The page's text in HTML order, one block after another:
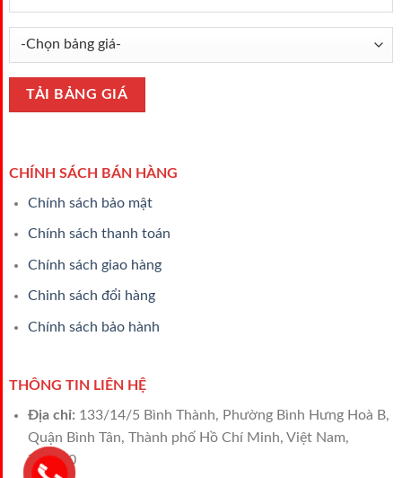
CHÍNH SÁCH BÁN HÀNG
Chính sách bảo mật
Chính sách thanh toán
Chính sách giao hàng
Chinh sách đổi hàng
Chính sách bảo hành
THÔNG TIN LIÊN HỆ
Địa chỉ: 133/14/5 Bình Thành, Phường Bình Hưng Hoà B,
Quận Bình Tân, Thành phố Hồ Chí Minh, Việt Nam,
700000